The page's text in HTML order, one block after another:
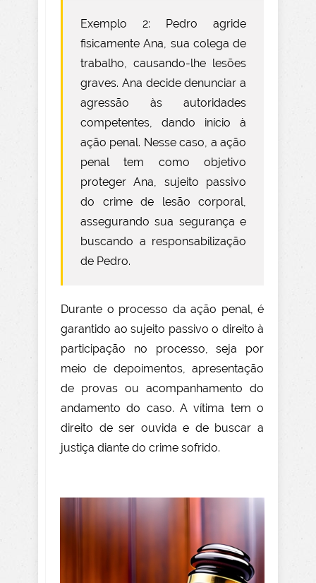
Exemplo 2: Pedro agride
fisicamente Ana, sua colega de
trabalho, causando-lhe lesões
graves. Ana decide denunciar a
agressão às autoridades
competentes, dando início à
ação penal. Nesse caso, a ação
penal tem como objetivo
proteger Ana, sujeito passivo
do crime de lesão corporal,
assegurando sua segurança e
buscando a responsabilização
de Pedro.
Durante o processo da ação penal, é
garantido ao sujeito passivo o direito à
participação no processo, seja por
meio de depoimentos, apresentação
de provas ou acompanhamento do
andamento do caso. A vítima tem o
direito de ser ouvida e de buscar a
justiça diante do crime sofrido.